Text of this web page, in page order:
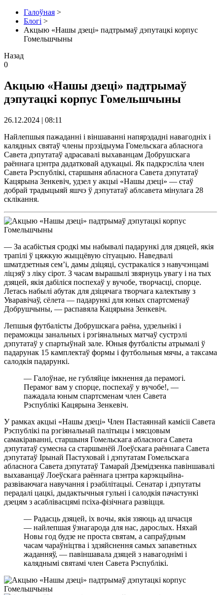
Галоўная >
Блогі >
Акцыю «Нашы дзеці» падтрымаў дэпутацкі корпус
Гомельшчыны
Назад
0
Акцыю «Нашы дзеці» падтрымаў
дэпутацкі корпус Гомельшчыны
26.12.2024 | 08:11
Найлепшыя пажаданні і віншаванні напярэдадні навагодніх і
калядных святаў члены прэзідыума Гомельскага абласнога
Савета дэпутатаў адрасавалі выхаванцам Добрушскага
раённага цэнтра дадатковай адукацыі. Як падкрэсліла член
Савета Рэспублікі, старшыня абласнога Савета дэпутатаў
Кацярына Зенкевіч, удзел у акцыі «Нашы дзеці» — стаў
добрай традыцыяй яшчэ ў дэпутатаў аблсавета мінулага 28
склікання.
— За асабістыя сродкі мы набывалі падарункі для дзяцей, якія
трапілі ў цяжкую жыццёвую сітуацыю. Наведвалі
шматдзетныя сем’і, дамы дзіцяці, сустракаліся з навучэнцамі
ліцэяў з ліку сірот. З часам вырашылі звярнуць увагу і на тых
дзяцей, якія дабіліся поспехаў у вучобе, творчасці, спорце.
Летась набылі абутак для дзіцячага творчага калектыву з
Уваравічаў, сёлета — падарункі для юных спартсменаў
Добрушчыны, — распавяла Кацярына Зенкевіч.
Лепшыя футбалісты Добрушскага раёна, удзельнікі і
пераможцы занальных і рэгіянальных матчаў сустрэлі
дэпутатаў у спартыўнай зале. Юныя футбалісты атрымалі ў
падарунак 15 камплектаў формы і футбольныя мячы, а таксама
салодкія падарункі.
— Галоўнае, не губляйце імкнення да перамогі.
Перамог вам у спорце, поспехаў у вучобе!, —
пажадала юным спартсменам член Савета
Рэспублікі Кацярына Зенкевіч.
У рамках акцыі «Нашы дзеці» Член Пастаяннай камісіі Савета
Рэспублікі па рэгіянальнай палітыцы і мясцовым
самакіраванні, старшыня Гомельскага абласнога Савета
дэпутатаў сумесна са старшынёй Лоеўскага раённага Савета
дэпутатаў Ірынай Пастуховай і дэпутатам Гомельскага
абласнога Савета дэпутатаў Тамарай Дземідзенка павіншавалі
выхаванцаў Лоеўскага раённага цэнтра карэкцыйна-
развіваючага навучання і рэабілітацыі. Сенатар і дэпутаты
перадалі цацкі, дыдактычныя гульні і салодкія пачастункі
дзецям з асаблівасцямі псіха-фізічнага развіцця.
— Радасць дзяцей, іх вочы, якія ззяюць ад шчасця
— найлепшая ўзнагарода для нас, дарослых. Няхай
Новы год будзе не проста святам, а сапраўдным
часам чараўніцтва і здзяйснення самых запаветных
жаданняў, — павіншавала дзяцей з навагоднімі і
каляднымі святамі член Савета Рэспублікі.